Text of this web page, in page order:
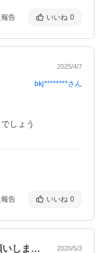
告 いいね 0
2025/4/7
bkj********さん
しょう
告 いいね 0
大変おいしかったです。またお願いします… 2020/5/3